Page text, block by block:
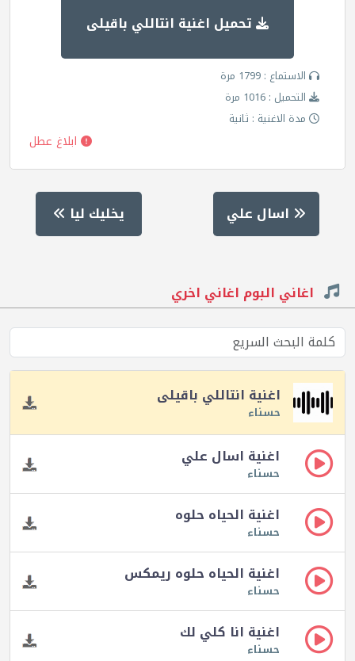
تحميل اغنية انتاللي باقيلى
الاستماع : 1799 مرة
التحميل : 1016 مرة
مدة الاغنية : ثانية
ابلاغ عطل
اسال علي يخليك ليا
اغاني البوم اغاني اخري
اغنية انتاللي باقيلى
حسناء
اغنية اسال علي
حسناء
اغنية الحياه حلوه
حسناء
اغنية الحياه حلوه ريمكس
حسناء
اغنية انا كلي لك
حسناء